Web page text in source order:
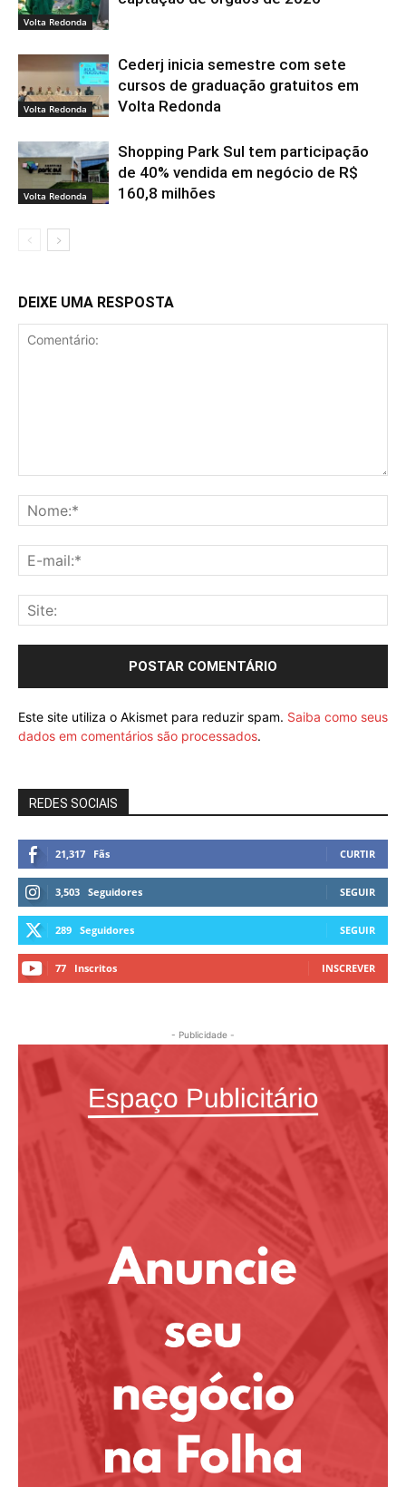
Volta Redonda
Volta Redonda
Cederj inicia semestre com sete
cursos de graduação gratuitos em
Volta Redonda
Volta Redonda
Shopping Park Sul tem participação
de 40% vendida em negócio de R$
160,8 milhões
DEIXE UMA RESPOSTA
Este site utiliza o Akismet para reduzir spam. Saiba como seus
dados em comentários são processados.
REDES SOCIAIS
21,317 Fãs CURTIR
3,503 Seguidores SEGUIR
289 Seguidores SEGUIR
77 Inscritos INSCREVER
- Publicidade -